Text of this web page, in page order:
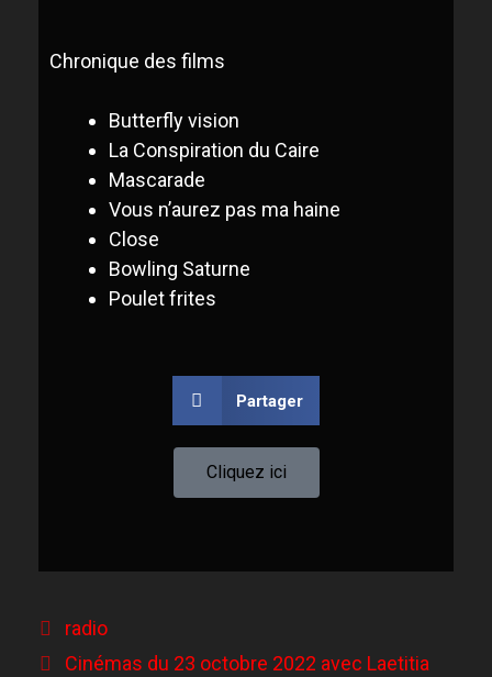
Chronique des films
Butterfly vision
La Conspiration du Caire
Mascarade
Vous n’aurez pas ma haine
C lose
Bowling Saturne
Poulet frites
Partager
Cliquez ici
radio
Cinémas du 23 octobre 2022 avec Laetitia